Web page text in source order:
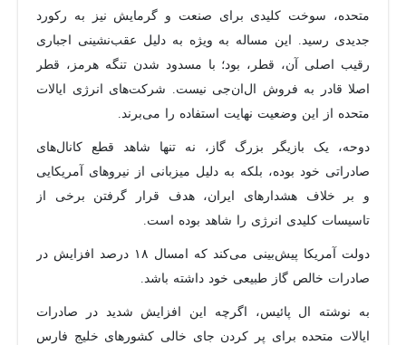
متحده، سوخت کلیدی برای صنعت و گرمایش نیز به رکورد
جدیدی رسید. این مساله به ویژه به دلیل عقب‌نشینی اجباری
رقیب اصلی آن، قطر، بود؛ با مسدود شدن تنگه هرمز، قطر
اصلا قادر به فروش ال‌ان‌جی نیست. شرکت‌های انرژی ایالات
متحده از این وضعیت نهایت استفاده را می‌برند.
دوحه، یک بازیگر بزرگ گاز، نه تنها شاهد قطع کانال‌های
صادراتی خود بوده، بلکه به دلیل میزبانی از نیروهای آمریکایی
و بر خلاف هشدارهای ایران، هدف قرار گرفتن برخی از
تاسیسات کلیدی انرژی را شاهد بوده است.
دولت آمریکا پیش‌بینی می‌کند که امسال ۱۸ درصد افزایش در
صادرات خالص گاز طبیعی خود داشته باشد.
به نوشته ال پائیس، اگرچه این افزایش شدید در صادرات
ایالات متحده برای پر کردن جای خالی کشورهای خلیج فارس